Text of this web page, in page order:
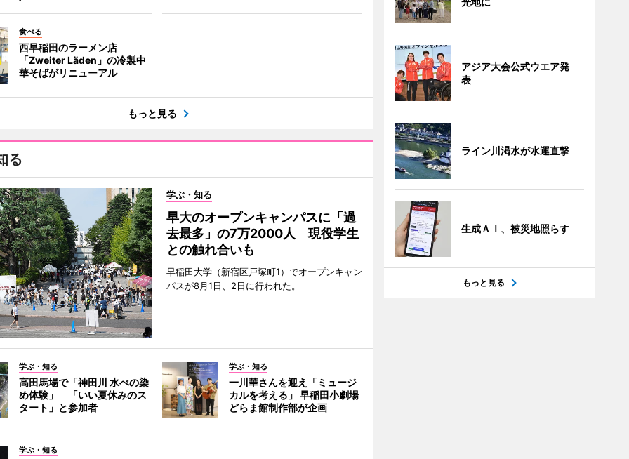
食べる
西早稲田のラーメン店
「Zweiter Läden」の冷製中
華そばがリニューアル
もっと見る
る
学ぶ・知る
早大のオープンキャンパスに「過
去最多」の7万2000人 現役学生
との触れ合いも
早稲田大学（新宿区戸塚町1）でオープンキャン
パスが8月1日、2日に行われた。
学ぶ・知る
高田馬場で「神田川 水べの染
め体験」 「いい夏休みのス
タート」と参加者
学ぶ・知る
一川華さんを迎え「ミュージ
カルを考える」 早稲田小劇場
どらま館制作部が企画
学ぶ・知る
アジア大会公式ウエア発
表
ライン川渇水が水運直撃
生成ＡＩ、被災地照らす
もっと見る